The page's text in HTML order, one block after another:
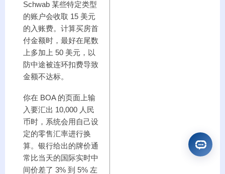
Schwab 某些特定类型
的账户会收取 15 美元
的入账费。计算买房首
付金额时，最好在尾数
上多加上 50 美元，以
防中途被连环扣费导致
金额不达标。
你在 BOA 的页面上输
入要汇出 10,000 人民
币时，系统会用自己设
定的零售汇率进行换
算。银行给出的牌价通
常比当天的国际实时中
间价差了 3% 到 5% 左